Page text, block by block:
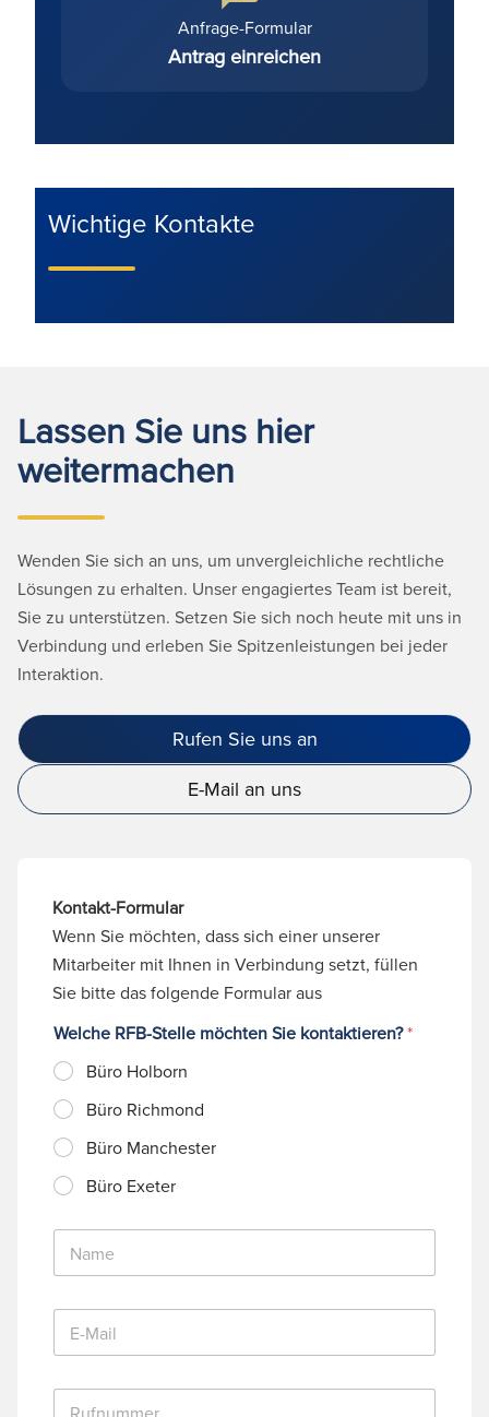
Anfrage-Formular
Antrag einreichen
Wichtige Kontakte
Lassen Sie uns hier
weitermachen
Wenden Sie sich an uns, um unvergleichliche rechtliche
Lösungen zu erhalten. Unser engagiertes Team ist bereit,
Sie zu unterstützen. Setzen Sie sich noch heute mit uns in
Verbindung und erleben Sie Spitzenleistungen bei jeder
Interaktion.
Rufen Sie uns an
E-Mail an uns
Kontakt-Formular
Wenn Sie möchten, dass sich einer unserer
Mitarbeiter mit Ihnen in Verbindung setzt, füllen
Sie bitte das folgende Formular aus
Welche RFB-Stelle möchten Sie kontaktieren?*
Büro Holborn
Büro Richmond
Büro Manchester
Büro Exeter
N
m
E
M
R